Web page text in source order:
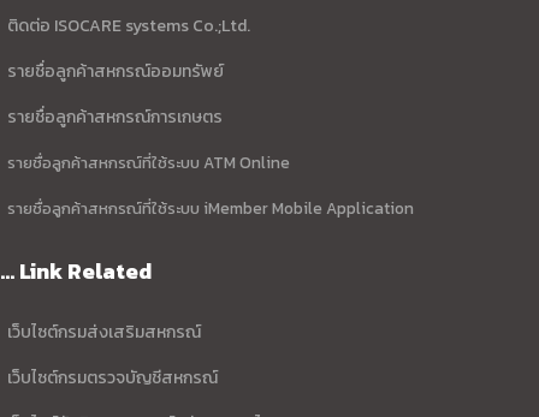
ติดต่อ ISOCARE systems Co.;Ltd.
รายชื่อลูกค้าสหกรณ์ออมทรัพย์
รายชื่อลูกค้าสหกรณ์การเกษตร
รายชื่อลูกค้าสหกรณ์ที่ใช้ระบบ ATM Online
รายชื่อลูกค้าสหกรณ์ที่ใช้ระบบ iMember Mobile Application
... Link Related
เว็บไซต์กรมส่งเสริมสหกรณ์
เว็บไซต์กรมตรวจบัญชีสหกรณ์